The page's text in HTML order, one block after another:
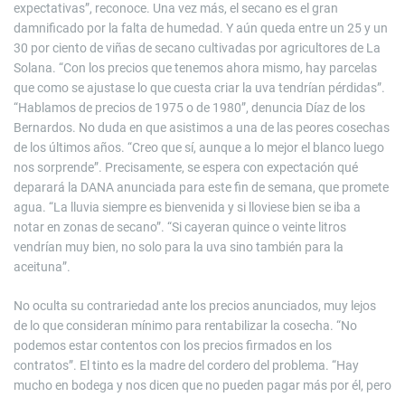
expectativas”, reconoce. Una vez más, el secano es el gran
damnificado por la falta de humedad. Y aún queda entre un 25 y un
30 por ciento de viñas de secano cultivadas por agricultores de La
Solana. “Con los precios que tenemos ahora mismo, hay parcelas
que como se ajustase lo que cuesta criar la uva tendrían pérdidas”.
“Hablamos de precios de 1975 o de 1980”, denuncia Díaz de los
Bernardos. No duda en que asistimos a una de las peores cosechas
de los últimos años. “Creo que sí, aunque a lo mejor el blanco luego
nos sorprende”. Precisamente, se espera con expectación qué
deparará la DANA anunciada para este fin de semana, que promete
agua. “La lluvia siempre es bienvenida y si lloviese bien se iba a
notar en zonas de secano”. “Si cayeran quince o veinte litros
vendrían muy bien, no solo para la uva sino también para la
aceituna”.
No oculta su contrariedad ante los precios anunciados, muy lejos
de lo que consideran mínimo para rentabilizar la cosecha. “No
podemos estar contentos con los precios firmados en los
contratos”. El tinto es la madre del cordero del problema. “Hay
mucho en bodega y nos dicen que no pueden pagar más por él, pero